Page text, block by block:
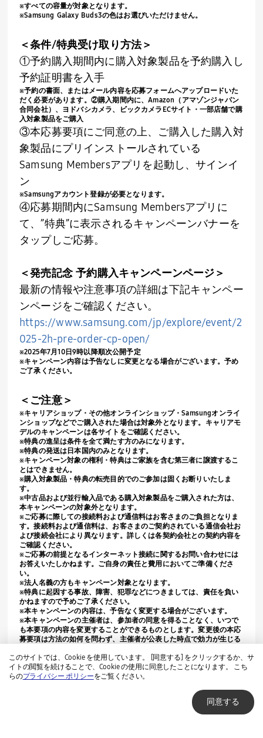
このサイトでは、Cookie を使用しています。 [同意する] をクリックするか、サ
イトの閲覧を続けることで、Cookie の使用に同意したことになります。 こち
らのプライバシー ポリシーをご覧ください。
同意する
※すべての容量が対象となります。
※Samsung Galaxy Buds3の色はお選びいただけません。
＜条件/特典受け取り方法＞
①予約購入期間内に購入対象製品を予約購入し
予約証明書を入手
※予約の書面、またはメール内容を応募フォームへアップロードいた
だく必要があります。②購入期間内に、Amazon （アマゾンジャパン
合同会社）、ヨドバシカメラ、ビックカメラ ECサイト・一部店舗で購
入対象製品をご購入
③本応募要項にご同意の上、ご購入した購入対
象製品にプリインストールされている
Samsung Membersアプリを起動し、サインイ
ン
※Samsungアカウント登録が必要となります。
④応募期間内にSamsung Membersアプリに
て、”特典”に表示されるキャンペーンバナーを
タップしご応募。
＜発売記念 予約購入キャンペーンページ＞
最新の情報や注意事項の詳細は下記キャンペー
ンページをご確認ください。
https://www.samsung.com/jp/explore/event/2
025-2h-pre-order-cp-open/
※2025年7月10日9時以降順次公開予定
※キャンペーン内容は予告なしに変更となる場合がございます。予め
ご了承ください。
＜ご注意＞
※キャリアショップ・その他オンラインショップ・Samsungオンライ
ンショップなどでご購入された場合は対象外となります。キャリアモ
デルのキャンペーンは各サイトをご確認ください。
※特典の進呈は条件を全て満たす方のみになります。
※特典の発送は日本国内のみとなります。
※キャンペーン対象の権利・特典はご家族を含む第三者に譲渡するこ
とはできません。
※購入対象製品・特典の転売目的でのご参加は固くお断りいたしま
す。
※中古品および並行輸入品である購入対象製品をご購入された方は、
本キャンペーンの対象外となります。
※ご応募に際しての接続料および通信料はお客さまのご負担となりま
す。接続料および通信料は、お客さまのご契約されている通信会社お
よび接続会社により異なります。詳しくは各契約会社との契約内容を
ご確認ください。
※ご応募の前提となるインターネット接続に関するお問い合わせには
お答えいたしかねます。ご自身の責任と費用においてご準備くださ
い。
※法人名義の方もキャンペーン対象となります。
※特典に起因する事故、障害、犯罪などにつきましては、責任を負い
かねますので予めご了承ください。
※本キャンペーンの内容は、予告なく変更する場合がございます。
※本キャンペーンの主催者は、参加者の同意を得ることなく、いつで
も本要項の内容を変更することができるものとします。変更後の本応
募要項は方法の如何を問わず、主催者が公表した時点で効力が生じる
※本キャンペーンの主催はサムスン電子ジャパン株式会社です。
＜本キャンペーンに関する お問い合わせ＞